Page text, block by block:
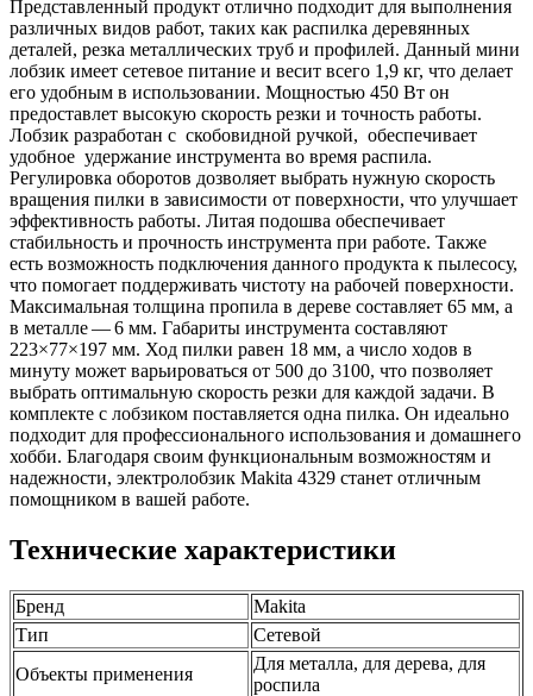
Представленный продукт отлично подходит для выполнения
различных видов работ, таких как распилка деревянных
деталей, резка металлических труб и профилей. Данный мини
лобзик имеет сетевое питание и весит всего 1,9 кг, что делает
его удобным в использовании. Мощностью 450 Вт он
предоставлет высокую скорость резки и точность работы.
Лобзик разработан с скобовидной ручкой, обеспечивает
удобное удержание инструмента во время распила.
Регулировка оборотов дозволяет выбрать нужную скорость
вращения пилки в зависимости от поверхности, что улучшает
эффективность работы. Литая подошва обеспечивает
стабильность и прочность инструмента при работе. Также
есть возможность подключения данного продукта к пылесосу,
что помогает поддерживать чистоту на рабочей поверхности.
Максимальная толщина пропила в дереве составляет 65 мм, а
в металле — 6 мм. Габариты инструмента составляют
223×77×197 мм. Ход пилки равен 18 мм, а число ходов в
минуту может варьироваться от 500 до 3100, что позволяет
выбрать оптимальную скорость резки для каждой задачи. В
комплекте с лобзиком поставляется одна пилка. Он идеально
подходит для профессионального использования и домашнего
хобби. Благодаря своим функциональным возможностям и
надежности, электролобзик Makita 4329 станет отличным
помощником в вашей работе.
Технические характеристики
Бренд
Makita
Тип
Сетевой
Объекты применения
Для металла, для дерева, для
роспила